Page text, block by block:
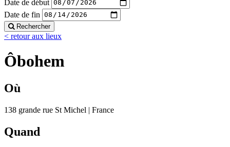
Date de début
Date de fin
Rechercher
< retour aux lieux
Ôbohem
Où
138 grande rue St Michel | France
Quand